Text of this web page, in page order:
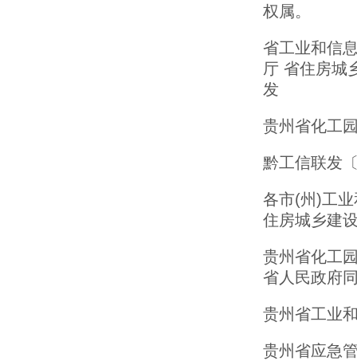
权属。
省工业和信
厅 省住房城
发
贵州省化工
黔工信联发
各市(州)工
住房城乡建
贵州省化工
省人民政府
贵州省工业
贵州省应急